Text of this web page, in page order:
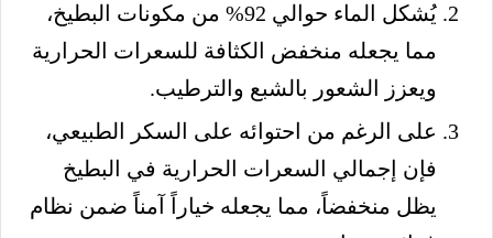
يُشكل الماء حوالي 92% من مكونات البطيخ،
مما يجعله منخفض الكثافة للسعرات الحرارية
ويعزز الشعور بالشبع والترطيب.
على الرغم من احتوائه على السكر الطبيعي،
فإن إجمالي السعرات الحرارية في البطيخ
يظل منخفضاً، مما يجعله خياراً آمناً ضمن نظام